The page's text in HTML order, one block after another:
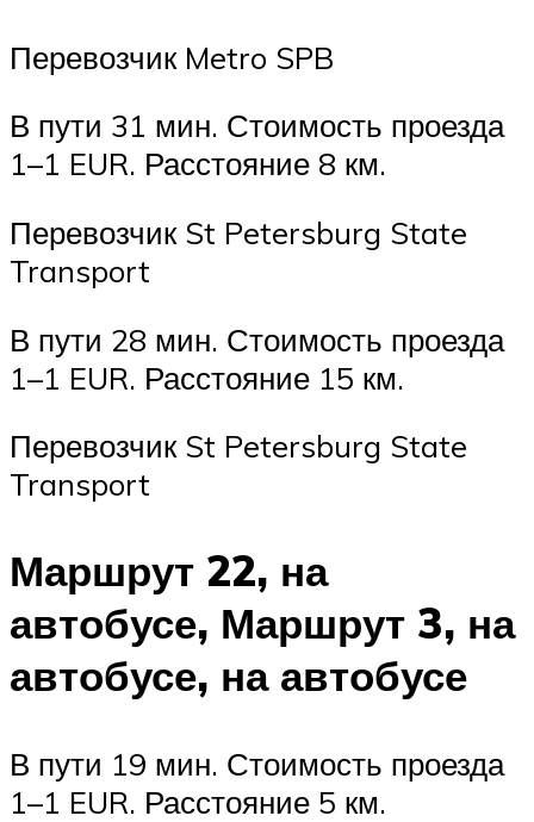
Перевозчик Metro SPB
В пути 31 мин. Стоимость проезда
1–1 EUR. Расстояние 8 км.
Перевозчик St Petersburg State
Transport
В пути 28 мин. Стоимость проезда
1–1 EUR. Расстояние 15 км.
Перевозчик St Petersburg State
Transport
Маршрут 22, на
автобусе, Маршрут 3, на
автобусе, на автобусе
В пути 19 мин. Стоимость проезда
1–1 EUR. Расстояние 5 км.